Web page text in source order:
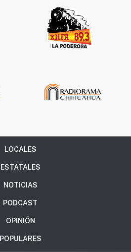
LOCALES
ESTATALES
NOTICIAS
PODCAST
OPINIÓN
POPULARES